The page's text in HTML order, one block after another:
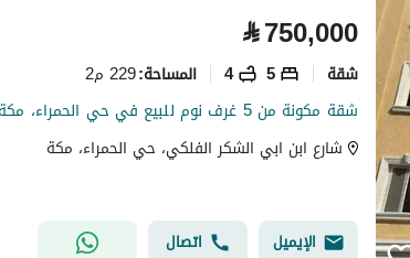
⃁750,000
شقة 5
4 المساحة:229 م2
شقة مكونة من 5 غرف نوم للبيع في حي الحمراء، مكة
شارع ابن ابي الشكر الفلكي، حي الحمراء، مكة
الإيميل اتصال